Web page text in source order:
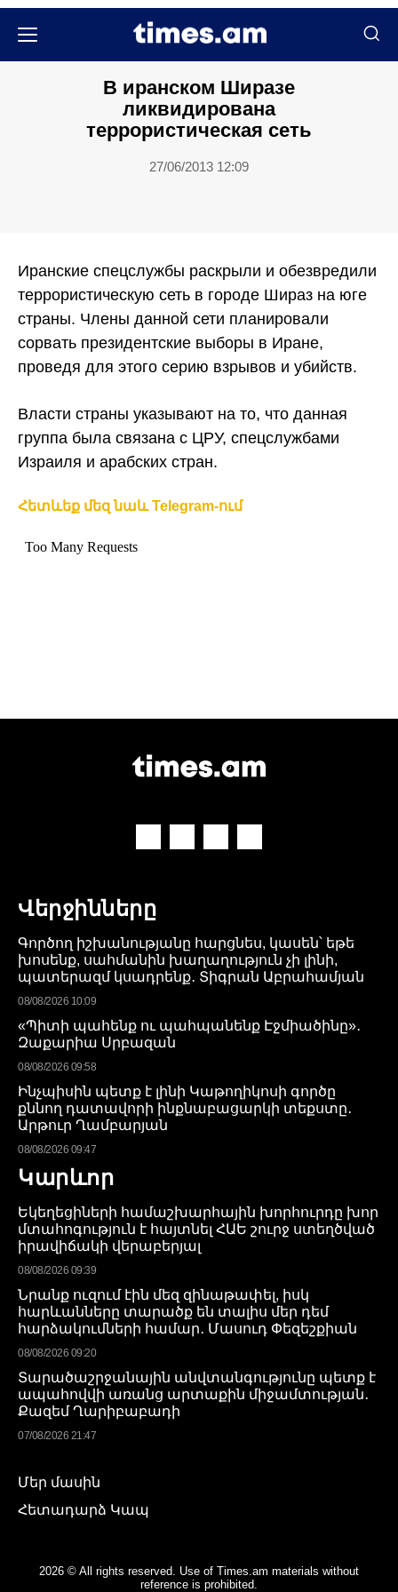
В иранском Ширазе
ликвидирована
террористическая сеть
27/06/2013 12:09
Иранские спецслужбы раскрыли и обезвредили
террористическую сеть в городе Шираз на юге
страны. Члены данной сети планировали
сорвать президентские выборы в Иране,
проведя для этого серию взрывов и убийств.
Власти страны указывают на то, что данная
группа была связана с ЦРУ, спецслужбами
Израиля и арабских стран.
Հետևեք մեզ նաև Telegram-ում
Վերջինները
Գործող իշխանությանը հարցնես, կասեն՝ եթե
խոսենք, սահմանին խաղաղություն չի լինի,
պատերազմ կսադրենք․ Տիգրան Աբրահամյան
08/08/2026 10:09
«Պիտի պահենք ու պահպանենք Էջմիածինը»․
Զաքարիա Սրբազան
08/08/2026 09:58
Ինչպիսին պետք է լինի Կաթողիկոսի գործը
քննող դատավորի ինքնաբացարկի տեքստը․
Արթուր Ղամբարյան
08/08/2026 09:47
Կարևոր
Եկեղեցիների համաշխարհային խորհուրդը խոր
մտահոգություն է հայտնել ՀԱԵ շուրջ ստեղծված
իրավիճակի վերաբերյալ
08/08/2026 09:39
Նրանք ուզում էին մեզ զինաթափել, իսկ
հարևանները տարածք են տալիս մեր դեմ
հարձակումների համար․ Մասուդ Փեզեշքիան
08/08/2026 09:20
Տարածաշրջանային անվտանգությունը պետք է
ապահովվի առանց արտաքին միջամտության․
Քազեմ Ղարիբաբադի
07/08/2026 21:47
Մեր մասին
Հետադարձ Կապ
2026 © All rights reserved. Use of Times.am materials without
reference is prohibited.